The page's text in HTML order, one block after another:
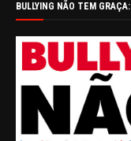
BULLYING NÃO TEM GRAÇA: